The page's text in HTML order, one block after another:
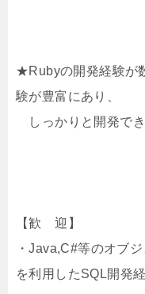
★Rubyの開発経験が
験が豊富にあり、
しっかりと開発でき
【歓 迎】
・Java,C#等のオブ
を利用したSQL開発